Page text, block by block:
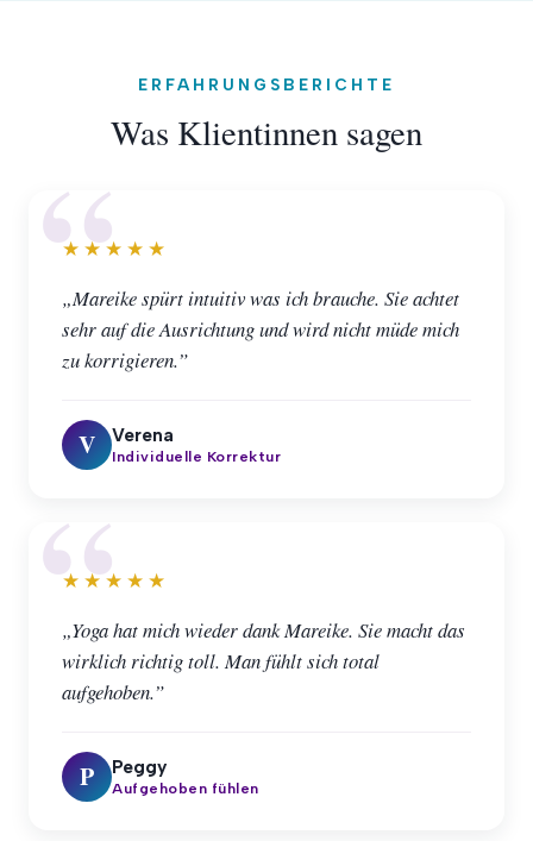
ERFAHRUNGSBERICHTE
Was Klientinnen sagen
★★★★★
„Mareike spürt intuitiv was ich brauche. Sie achtet
sehr auf die Ausrichtung und wird nicht müde mich
zu korrigieren.”
V Verena
Individuelle Korrektur
★★★★★
„Yoga hat mich wieder dank Mareike. Sie macht das
wirklich richtig toll. Man fühlt sich total
aufgehoben.”
P Peggy
Aufgehoben fühlen